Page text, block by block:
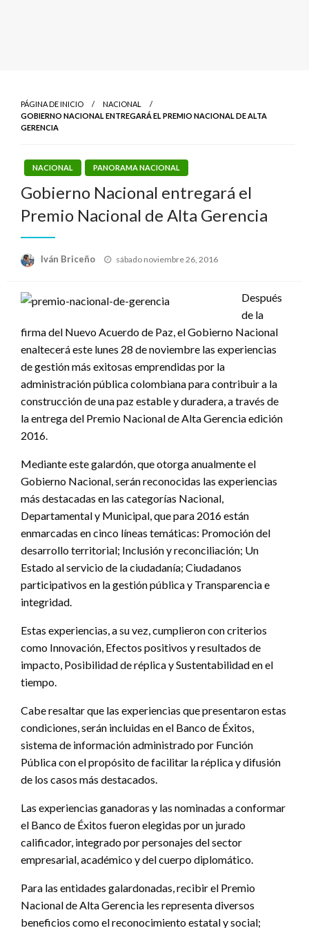
PÁGINA DE INICIO
NACIONAL
GOBIERNO NACIONAL ENTREGARÁ EL PREMIO NACIONAL DE ALTA
GERENCIA
NACIONAL PANORAMA NACIONAL
Gobierno Nacional entregará el
Premio Nacional de Alta Gerencia
Iván Briceño
Publicado
sábado noviembre 26, 2016
Después
de la
firma del Nuevo Acuerdo de Paz, el Gobierno Nacional
enaltecerá este lunes 28 de noviembre las experiencias
de gestión más exitosas emprendidas por la
administración pública colombiana para contribuir a la
construcción de una paz estable y duradera, a través de
la entrega del Premio Nacional de Alta Gerencia edición
2016.
Mediante este galardón, que otorga anualmente el
Gobierno Nacional, serán reconocidas las experiencias
más destacadas en las categorías Nacional,
Departamental y Municipal, que para 2016 están
enmarcadas en cinco líneas temáticas: Promoción del
desarrollo territorial; Inclusión y reconciliación; Un
Estado al servicio de la ciudadanía; Ciudadanos
participativos en la gestión pública y Transparencia e
integridad.
Estas experiencias, a su vez, cumplieron con criterios
como Innovación, Efectos positivos y resultados de
impacto, Posibilidad de réplica y Sustentabilidad en el
tiempo.
Cabe resaltar que las experiencias que presentaron estas
condiciones, serán incluidas en el Banco de Éxitos,
sistema de información administrado por Función
Pública con el propósito de facilitar la réplica y difusión
de los casos más destacados.
Las experiencias ganadoras y las nominadas a conformar
el Banco de Éxitos fueron elegidas por un jurado
calificador, integrado por personajes del sector
empresarial, académico y del cuerpo diplomático.
Para las entidades galardonadas, recibir el Premio
Nacional de Alta Gerencia les representa diversos
beneficios como el reconocimiento estatal y social;